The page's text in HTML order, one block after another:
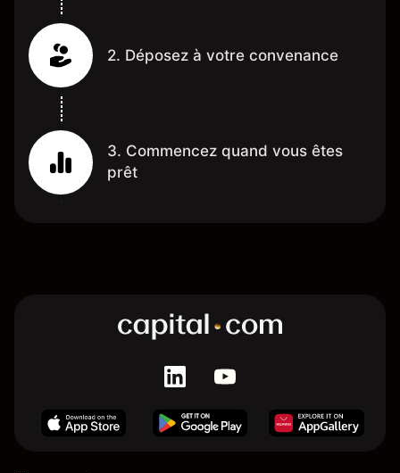
2. Déposez à votre convenance
3. Commencez quand vous êtes
prêt